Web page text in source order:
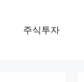
주식투자